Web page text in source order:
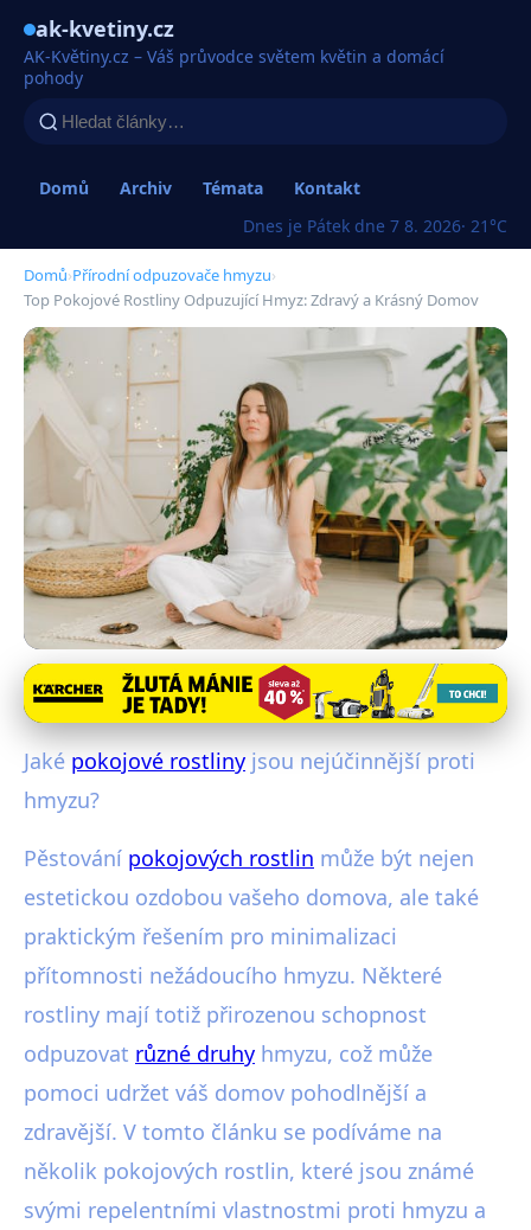
ak-kvetiny.cz
AK-Květiny.cz – Váš průvodce světem květin a domácí
pohody
Domů Archiv Témata
Kontakt
Dnes je Pátek dne 7 8. 2026· 21°C
Domů›Přírodní odpuzovače hmyzu›
Top Pokojové Rostliny Odpuzující Hmyz: Zdravý a Krásný Domov
Přírodní odpuzovače hmyzu
Top Pokojové Rostliny Odpuzující
Hmyz: Zdravý a Krásný Domov
Jaké pokojové rostliny jsou nejúčinnější proti
hmyzu?
Pěstování pokojových rostlin může být nejen
estetickou ozdobou vašeho domova, ale také
praktickým řešením pro minimalizaci
přítomnosti nežádoucího hmyzu. Některé
rostliny mají totiž přirozenou schopnost
odpuzovat různé druhy hmyzu, což může
pomoci udržet váš domov pohodlnější a
zdravější. V tomto článku se podíváme na
několik pokojových rostlin, které jsou známé
svými repelentními vlastnostmi proti hmyzu a